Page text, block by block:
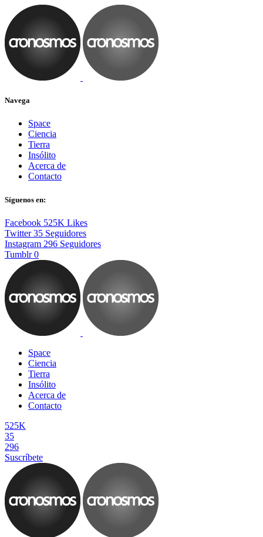
Navega
Space
Ciencia
Tierra
Insólito
Acerca de
Contacto
Síguenos en:
Facebook 525K Likes
Twitter 35 Seguidores
Instagram 296 Seguidores
Tumblr 0
Space
Ciencia
Tierra
Insólito
Acerca de
Contacto
525K
35
296
Suscríbete